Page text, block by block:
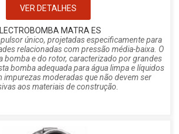
VER DETALHES
MATRA ES
único, projetadas especificamente para
relacionadas com pressão média-baixa. O
bomba e do rotor, caracterizado por grandes
bomba adequada para água limpa e líquidos
impurezas moderadas que não devem ser
aos materiais de construção.